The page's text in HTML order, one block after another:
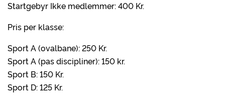
Startgebyr Ikke medlemmer: 400 Kr.
Pris per klasse:
Sport A (ovalbane): 250 Kr.
Sport A (pas discipliner): 150 kr.
Sport B: 150 Kr.
Sport D: 125 Kr.